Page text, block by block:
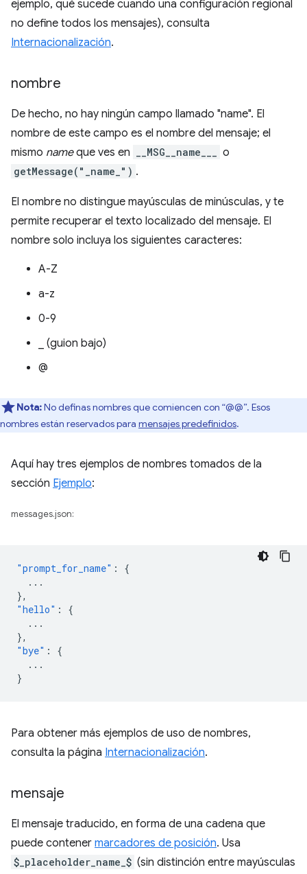
ejemplo, qué sucede cuando una configuración regional
no define todos los mensajes), consulta
Internacionalización.
nombre
De hecho, no hay ningún campo llamado "name". El
nombre de este campo es el nombre del mensaje; el
mismo nameque ves en __MSG__name___ o
getMessage("_name_") .
El nombre no distingue mayúsculas de minúsculas, y te
permite recuperar el texto localizado del mensaje. El
nombre solo incluya los siguientes caracteres:
A-Z
a-z
0-9
_ (guion bajo)
@
Nota:No definas nombres que comiencen con “@@”. Esos
nombres están reservados para mensajes predefinidos.
Aquí hay tres ejemplos de nombres tomados de la
sección Ejemplo:
messages.json:
"prompt_for_name" :
{
...
},
"hello" :
{
...
},
"bye" :
{
...
}
Para obtener más ejemplos de uso de nombres,
consulta la página Internacionalización.
mensaje
El mensaje traducido, en forma de una cadena que
puede contener marcadores de posición. Usa
$_placeholder_name_$ (sin distinción entre mayúsculas